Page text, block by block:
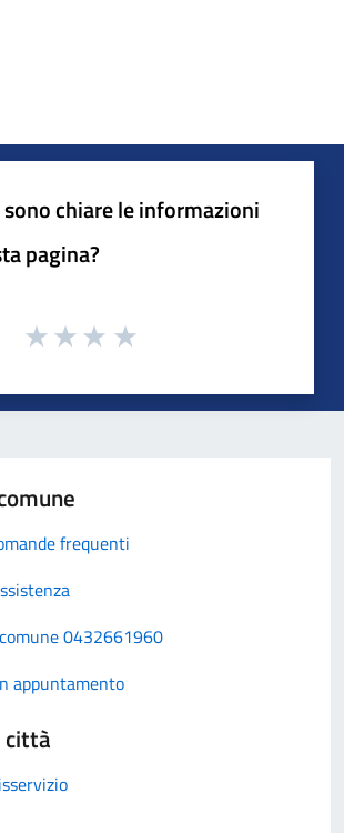
chiare le informazioni
pagina?
frequenti
0432661960
appuntamento
città